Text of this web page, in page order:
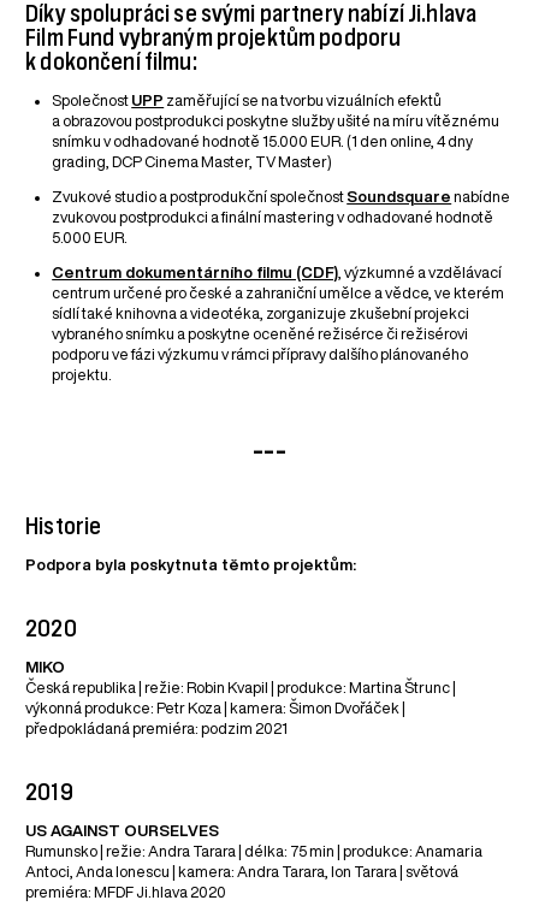
Díky spolupráci se svými partnery nabízí Ji.hlava
Film Fund vybraným projektům podporu
k dokončení filmu:
Společnost UPP zaměřující se na tvorbu vizuálních efektů
a obrazovou postprodukci poskytne služby ušité na míru vítěznému
snímku v odhadované hodnotě 15.000 EUR. (1 den online, 4 dny
grading, DCP Cinema Master, TV Master)
Zvukové studio a postprodukční společnost Soundsquare nabídne
zvukovou postprodukci a finální mastering v odhadované hodnotě
5.000 EUR.
Centrum dokumentárního filmu (CDF) , výzkumné a vzdělávací
centrum určené pro české a zahraniční umělce a vědce, ve kterém
sídlí také knihovna a videotéka, zorganizuje zkušební projekci
vybraného snímku a poskytne oceněné režisérce či režisérovi
podporu ve fázi výzkumu v rámci přípravy dalšího plánovaného
projektu.
---
Historie
Podpora byla poskytnuta těmto projektům:
2020
MIKO
Česká republika | režie: Robin Kvapil | produkce: Martina Štrunc |
výkonná produkce: Petr Koza | kamera: Šimon Dvořáček |
předpokládaná premiéra: podzim 2021
2019
US AGAINST OURSELVES
Rumunsko | režie: Andra Tarara | délka: 75 min | produkce: Anamaria
Antoci, Anda Ionescu | kamera: Andra Tarara, Ion Tarara | světová
premiéra: MFDF Ji.hlava 2020